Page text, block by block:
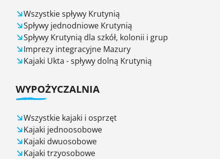
Wszystkie spływy Krutynią
Spływy jednodniowe Krutynią
Spływy Krutynią dla szkół, kolonii i grup
Imprezy integracyjne Mazury
Kajaki Ukta - spływy dolną Krutynią
WYPOŻYCZALNIA
Wszystkie kajaki i osprzęt
Kajaki jednoosobowe
Kajaki dwuosobowe
Kajaki trzyosobowe